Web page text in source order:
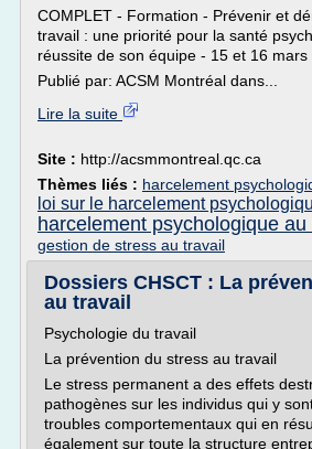
COMPLET - Formation - Prévenir et
travail : une priorité pour la santé
réussite de son équipe - 15 et 16 mars
Publié par: ACSM Montréal dans...
Lire la suite
Site : http://acsmmontreal.qc.ca
Thèmes liés : harcelement
loi sur le harcelement
harcelement psychologique au
gestion de stress au travail
Dossiers CHSCT : La
au travail
Psychologie du travail
La prévention du stress au travail
Le stress permanent a des effets
pathogènes sur les individus qui y
troubles comportementaux qui en
également sur toute la structure